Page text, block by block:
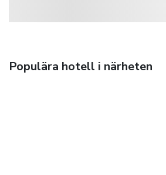
Populära hotell i närheten